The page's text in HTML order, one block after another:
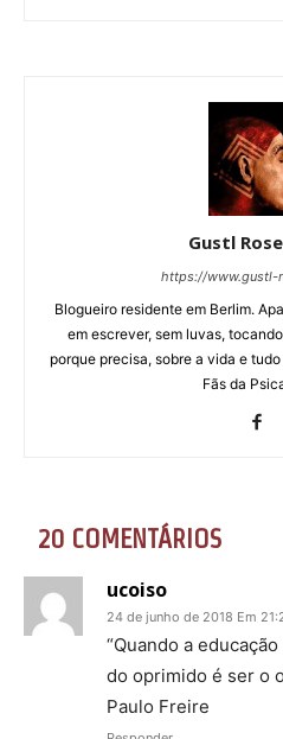
Gustl
https://www.gustl-
Blogueiro residente em Berlim.
em escrever, sem luvas,
porque precisa, sobre a vida e
Fãs da
20 COMENTÁRIOS
ucoiso
24 de junho de 2018 Em
“Quando a
do oprimido é ser o
Paulo Freire